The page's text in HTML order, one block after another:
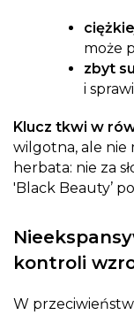
może
zbyt
i
Klucz tkwi w
wilgotna, ale nie
herbata: nie za
'Black Beauty’
kontroli
W